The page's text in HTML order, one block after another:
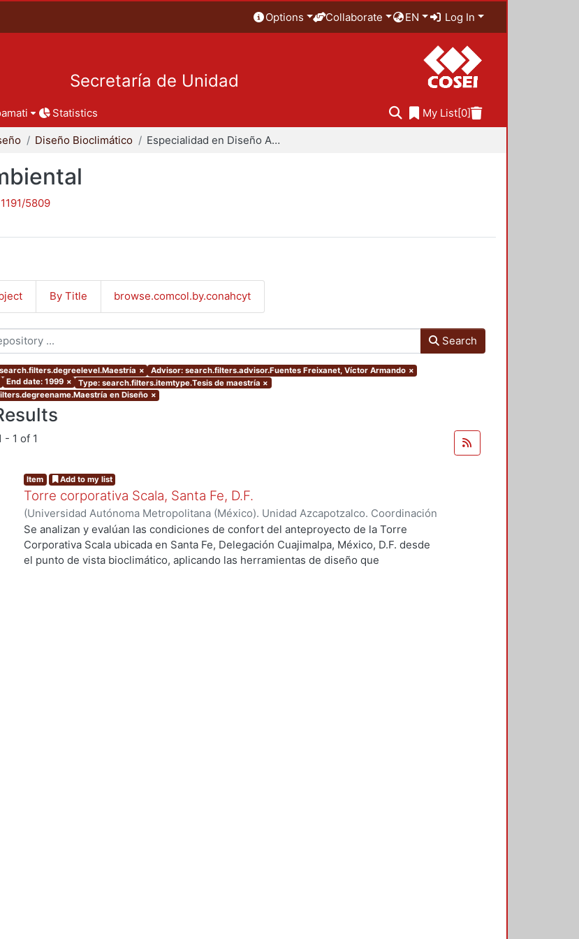
Options Collaborate EN Log In
Secretaría de Unidad
Statistics My List[0]
Diseño Bioclimático Especialidad en Diseño Ambiental
5809
By Title browse.comcol.by.conahcyt
Search
× Advisor: search.filters.advisor.Fuentes Freixanet, Víctor Armando ×
End date: 1999 × Type: search.filters.itemtype.Tesis de maestría ×
en Diseño ×
- 1 of 1
Item Add to my list
Torre corporativa Scala, Santa Fe, D.F.
(Universidad Autónoma Metropolitana (México). Unidad Azcapotzalco. Coordinación
de Servicios de Información.,1999)Corro Eguia, Guillermo Heriberto
Se analizan y evalúan las condiciones de confort del anteproyecto de la Torre
Corporativa Scala ubicada en Santa Fe, Delegación Cuajimalpa, México, D.F. desde
el punto de vista bioclimático, aplicando las herramientas de diseño que